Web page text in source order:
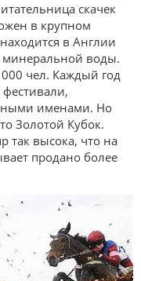
скачек
в крупном
в Англии
воды.
000 чел. Каждый год
именами. Но
Золотой Кубок.
так высока, что на
продано более